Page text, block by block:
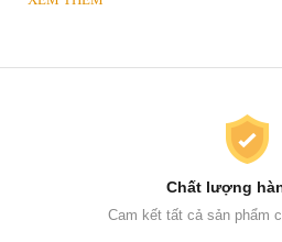
Chất lượng
Cam kết tất cả sản phẩm